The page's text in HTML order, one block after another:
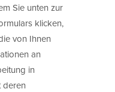
Sie unten zur
klicken,
von Ihnen
an
in
deren